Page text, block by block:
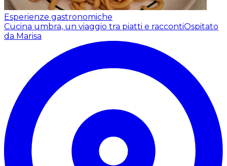
Esperienze gastronomiche
Cucina umbra, un viaggio tra piatti e raccontiOspitato
da Marisa